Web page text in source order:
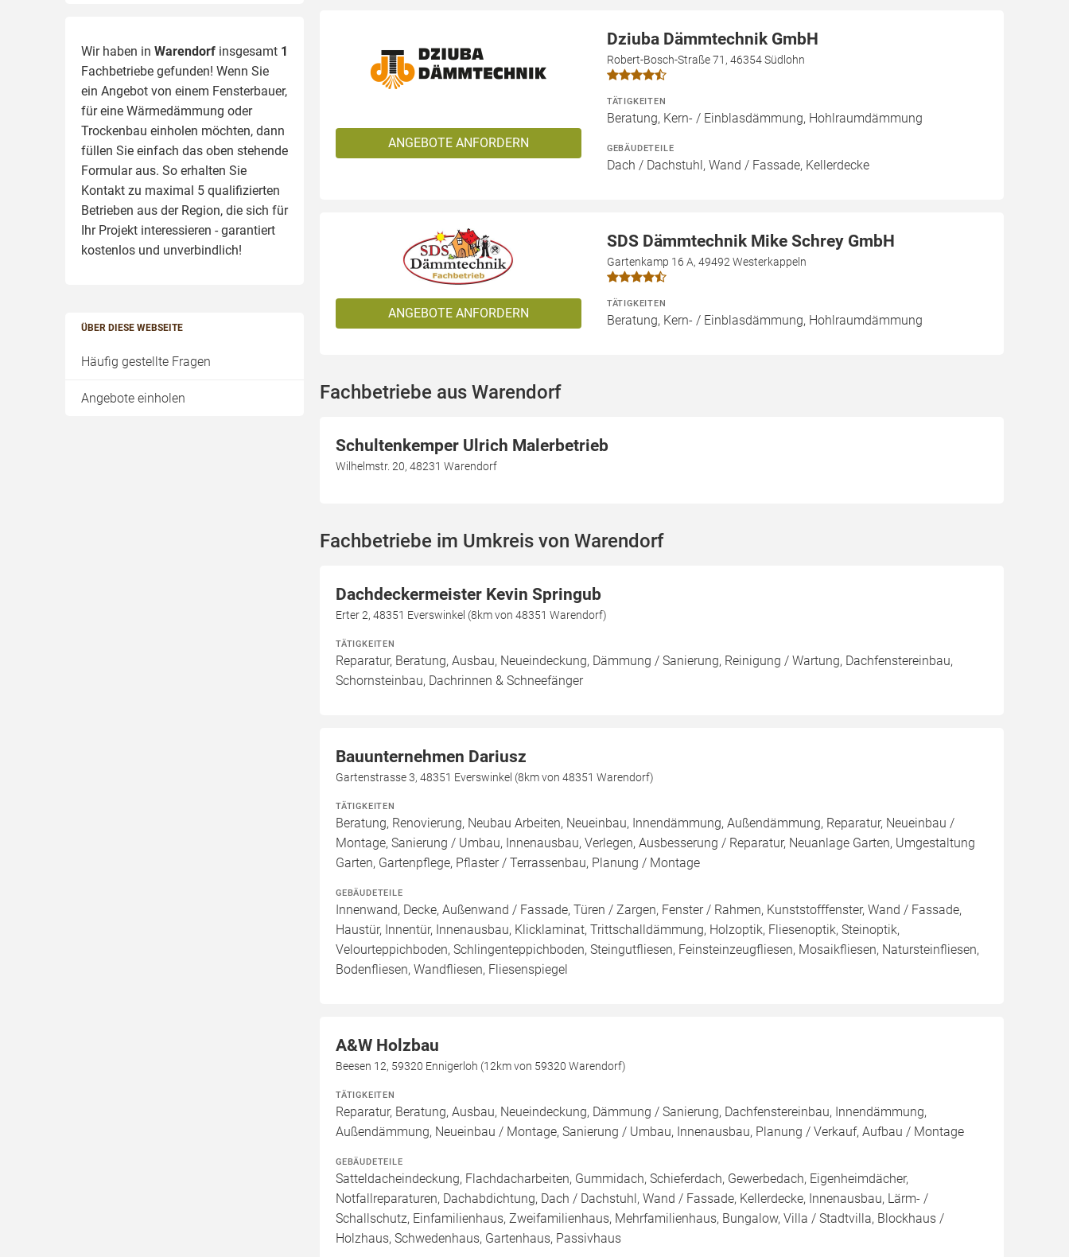
Wir haben in Warendorf insgesamt 1
Fachbetriebe gefunden! Wenn Sie
ein Angebot von einem Fensterbauer,
für eine Wärmedämmung oder
Trockenbau einholen möchten, dann
füllen Sie einfach das oben stehende
Formular aus. So erhalten Sie
Kontakt zu maximal 5 qualifizierten
Betrieben aus der Region, die sich für
Ihr Projekt interessieren - garantiert
kostenlos und unverbindlich!
ÜBER DIESE WEBSEITE
Häufig gestellte Fragen
Angebote einholen
ANGEBOTE ANFORDERN
Dziuba Dämmtechnik GmbH
Robert-Bosch-Straße 71, 46354 Südlohn
TÄTIGKEITEN
Beratung, Kern- / Einblasdämmung, Hohlraumdämmung
GEBÄUDETEILE
Dach / Dachstuhl, Wand / Fassade, Kellerdecke
ANGEBOTE ANFORDERN
SDS Dämmtechnik Mike Schrey GmbH
Gartenkamp 16 A, 49492 Westerkappeln
TÄTIGKEITEN
Beratung, Kern- / Einblasdämmung, Hohlraumdämmung
Fachbetriebe aus Warendorf
Schultenkemper Ulrich Malerbetrieb
Wilhelmstr. 20, 48231 Warendorf
Fachbetriebe im Umkreis von Warendorf
Dachdeckermeister Kevin Springub
Erter 2, 48351 Everswinkel (8km von 48351 Warendorf)
TÄTIGKEITEN
Reparatur, Beratung, Ausbau, Neueindeckung, Dämmung / Sanierung, Reinigung / Wartung, Dachfenstereinbau,
Schornsteinbau, Dachrinnen & Schneefänger
Bauunternehmen Dariusz
Gartenstrasse 3, 48351 Everswinkel (8km von 48351 Warendorf)
TÄTIGKEITEN
Beratung, Renovierung, Neubau Arbeiten, Neueinbau, Innendämmung, Außendämmung, Reparatur, Neueinbau /
Montage, Sanierung / Umbau, Innenausbau, Verlegen, Ausbesserung / Reparatur, Neuanlage Garten, Umgestaltung
Garten, Gartenpflege, Pflaster / Terrassenbau, Planung / Montage
GEBÄUDETEILE
Innenwand, Decke, Außenwand / Fassade, Türen / Zargen, Fenster / Rahmen, Kunststofffenster, Wand / Fassade,
Haustür, Innentür, Innenausbau, Klicklaminat, Trittschalldämmung, Holzoptik, Fliesenoptik, Steinoptik,
Velourteppichboden, Schlingenteppichboden, Steingutfliesen, Feinsteinzeugfliesen, Mosaikfliesen, Natursteinfliesen,
Bodenfliesen, Wandfliesen, Fliesenspiegel
A&W Holzbau
Beesen 12, 59320 Ennigerloh (12km von 59320 Warendorf)
TÄTIGKEITEN
Reparatur, Beratung, Ausbau, Neueindeckung, Dämmung / Sanierung, Dachfenstereinbau, Innendämmung,
Außendämmung, Neueinbau / Montage, Sanierung / Umbau, Innenausbau, Planung / Verkauf, Aufbau / Montage
GEBÄUDETEILE
Satteldacheindeckung, Flachdacharbeiten, Gummidach, Schieferdach, Gewerbedach, Eigenheimdächer,
Notfallreparaturen, Dachabdichtung, Dach / Dachstuhl, Wand / Fassade, Kellerdecke, Innenausbau, Lärm- /
Schallschutz, Einfamilienhaus, Zweifamilienhaus, Mehrfamilienhaus, Bungalow, Villa / Stadtvilla, Blockhaus /
Holzhaus, Schwedenhaus, Gartenhaus, Passivhaus